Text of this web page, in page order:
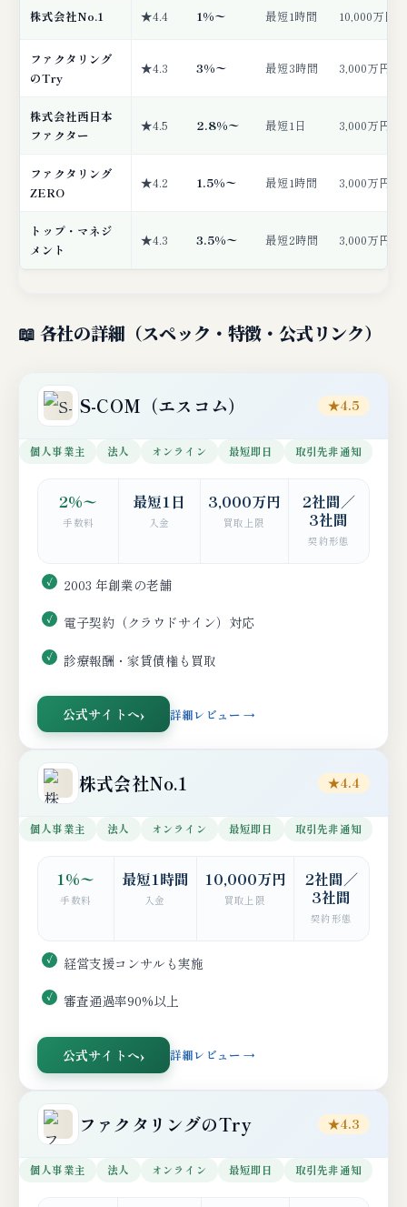
株式会社No.1 ★4.4 1%〜 最短1時間 10,000万円
ファクタリング
のTry
★4.3 3%〜 最短3時間 3,000万円
株式会社西日本
ファクター
★4.5 2.8%〜 最短1日 3,000万円
ファクタリング
ZERO
★4.2 1.5%〜 最短1時間 3,000万円
トップ・マネジ
メント
★4.3 3.5%〜 最短2時間 3,000万円
📖 各社の詳細（スペック・特徴・公式リンク）
S-COM（エスコム） ★4.5
個人事業主 法人 オンライン 最短即日 取引先非通知
2%〜
手数料
最短1日
入金
3,000万円
買取上限
2社間／
3社間
契約形態
2003 年創業の老舗
電子契約（クラウドサイン）対応
診療報酬・家賃債権も買取
公式サイトへ 詳細レビュー →
株式会社No.1 ★4.4
個人事業主 法人 オンライン 最短即日 取引先非通知
1%〜
手数料
最短1時間
入金
10,000万円
買取上限
2社間／
3社間
契約形態
経営支援コンサルも実施
審査通過率90%以上
公式サイトへ 詳細レビュー →
ファクタリングのTry ★4.3
個人事業主 法人 オンライン 最短即日 取引先非通知